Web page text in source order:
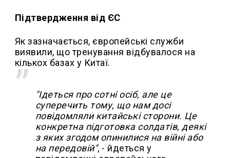
Підтвердження від ЄС
Як зазначається, європейські служби
виявили, що тренування відбувалося на
кількох базах у Китаї.
"Ідеться про сотні осіб, але це
суперечить тому, що нам досі
повідомляли китайські сторони. Це
конкретна підготовка солдатів, деякі
з яких згодом опинилися на війні або
на передовій", - йдеться у